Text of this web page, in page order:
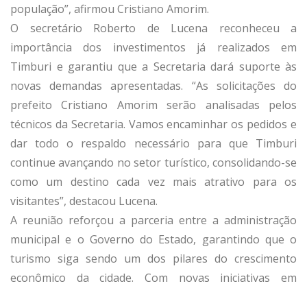
população”, afirmou Cristiano Amorim.
O secretário Roberto de Lucena reconheceu a
importância dos investimentos já realizados em
Timburi e garantiu que a Secretaria dará suporte às
novas demandas apresentadas. “As solicitações do
prefeito Cristiano Amorim serão analisadas pelos
técnicos da Secretaria. Vamos encaminhar os pedidos e
dar todo o respaldo necessário para que Timburi
continue avançando no setor turístico, consolidando-se
como um destino cada vez mais atrativo para os
visitantes”, destacou Lucena.
A reunião reforçou a parceria entre a administração
municipal e o Governo do Estado, garantindo que o
turismo siga sendo um dos pilares do crescimento
econômico da cidade. Com novas iniciativas em